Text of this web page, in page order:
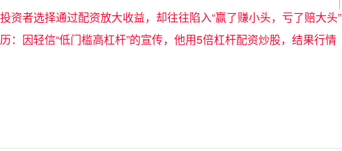
资者选择通过配资放大收益，却往往陷入“赢了赚小头，亏了赔大头”
：因轻信“低门槛高杠杆”的宣传，他用5倍杠杆配资炒股，结果行情